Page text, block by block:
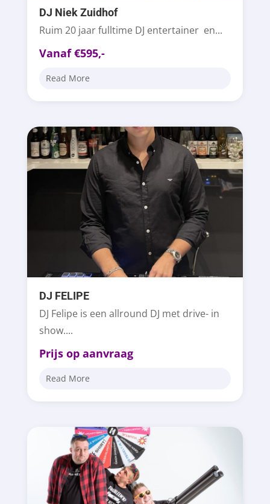
DJ Niek Zuidhof
Ruim 20 jaar fulltime DJ entertainer en...
Vanaf €595,-
Read More
DJ FELIPE
DJ Felipe is een allround DJ met drive- in
show....
Prijs op aanvraag
Read More